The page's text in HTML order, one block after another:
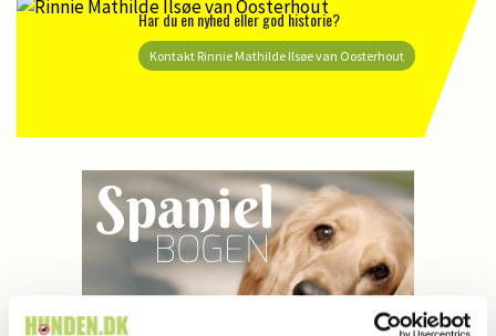
Har du en nyhed eller god historie?
Kontakt Rinnie Mathilde Ilsøe van Oosterhout